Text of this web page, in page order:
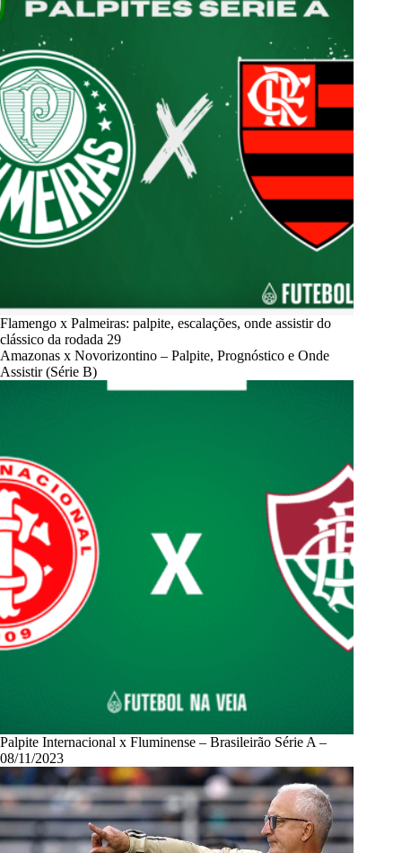
Flamengo x Palmeiras: palpite, escalações, onde assistir do
clássico da rodada 29
Amazonas x Novorizontino – Palpite, Prognóstico e Onde
Assistir (Série B)
Palpite Internacional x Fluminense – Brasileirão Série A –
08/11/2023